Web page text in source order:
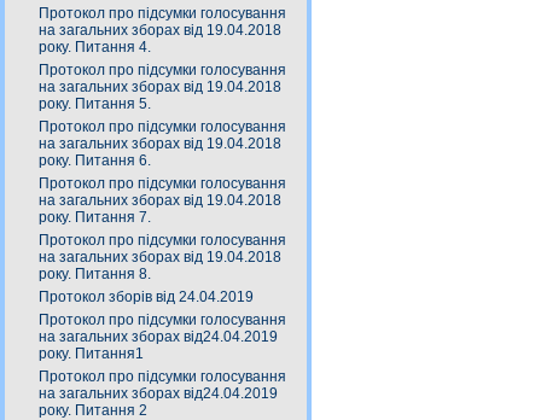
Протокол про підсумки голосування
на загальних зборах від 19.04.2018
року. Питання 4.
Протокол про підсумки голосування
на загальних зборах від 19.04.2018
року. Питання 5.
Протокол про підсумки голосування
на загальних зборах від 19.04.2018
року. Питання 6.
Протокол про підсумки голосування
на загальних зборах від 19.04.2018
року. Питання 7.
Протокол про підсумки голосування
на загальних зборах від 19.04.2018
року. Питання 8.
Протокол зборів від 24.04.2019
Протокол про підсумки голосування
на загальних зборах від24.04.2019
року. Питання1
Протокол про підсумки голосування
на загальних зборах від24.04.2019
року. Питання 2